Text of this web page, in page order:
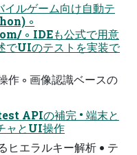
ルゲーム向け自動テ
◦
◦ IDEも公式で用意
でUIのテストを実装で
作 ◦ 画像認識ベースの
APIの補完 • 端末と
ャとUI操作
ヒエラルキー解析 • テ